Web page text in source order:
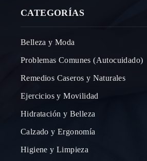
CATEGORÍAS
Belleza y Moda
Problemas Comunes (Autocuidado)
Remedios Caseros y Naturales
Ejercicios y Movilidad
Hidratación y Belleza
Calzado y Ergonomía
Higiene y Limpieza